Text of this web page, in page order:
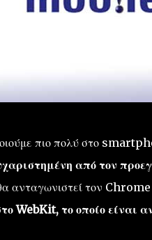
πιο πολύ στο
από τον
ανταγωνιστεί τον Chrome
WebKit, το οποίο είναι